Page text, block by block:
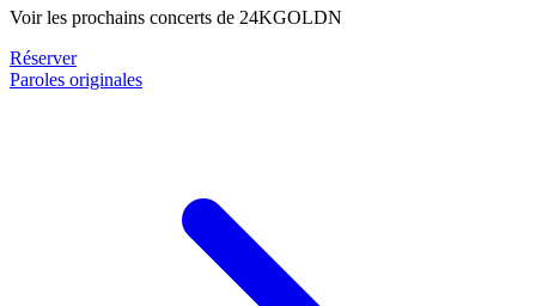
Voir les prochains concerts de 24KGOLDN
Réserver
Paroles originales